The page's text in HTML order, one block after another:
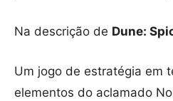
Na descrição de Dune:
Um jogo de estratégia em
elementos do aclamado